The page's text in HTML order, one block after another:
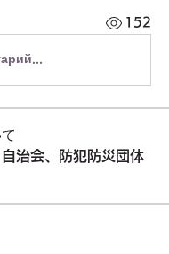
152
治会、防犯防災団体